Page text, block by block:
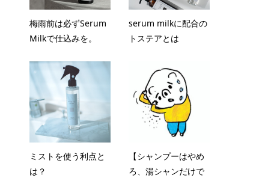
梅雨前は必ずSerum
Milkで仕込みを。
serum milkに配合の
トステアとは
ミストを使う利点と
は？
【シャンプーはやめ
ろ、湯シャンだけで